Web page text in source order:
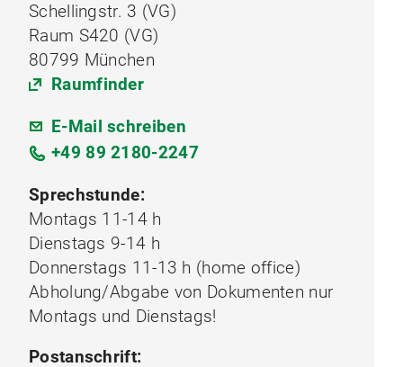
Schellingstr. 3 (VG)
Raum S420 (VG)
80799 München
Raumfinder
E-Mail schreiben
+49 89 2180-2247
Sprechstunde:
Montags 11-14 h
Dienstags 9-14 h
Donnerstags 11-13 h (home office)
Abholung/Abgabe von Dokumenten nur
Montags und Dienstags!
Postanschrift: